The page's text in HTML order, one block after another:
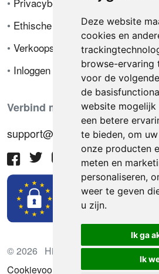
Deze website
cookies en
browse-ervaring
voor de
de
website mogelijk
een betere
te bieden, om
onze producten
meten en
personaliseren,
weer te geven
u zijn.
Ik ga
Ik
• Ethische code
• Verkoopsvoorwaarden
• Inloggen
Verbind met ons
support@hiringnotes.com
© 2026 Hiring Notes.
Cookievoorkeuren bijwerken